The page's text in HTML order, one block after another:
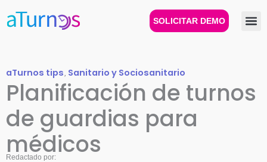
SOLICITAR DEMO
aTurnos tips, Sanitario y Sociosanitario
Planificación de turnos
de guardias para
médicos
Redactado por: